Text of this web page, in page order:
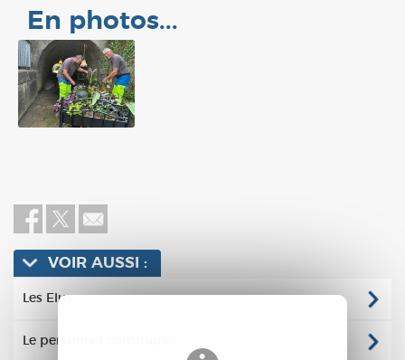
En photos...
VOIR AUSSI :
Les Elus
Le personnel communal